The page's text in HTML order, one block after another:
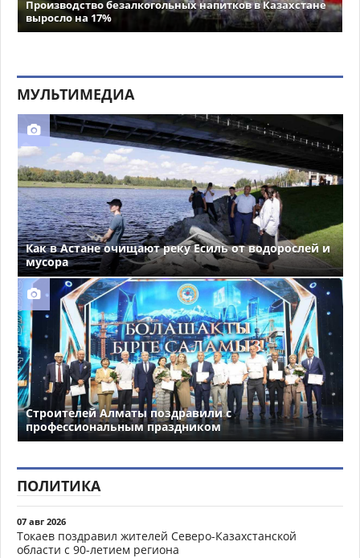
Производство безалкогольных напитков в Казахстане
выросло на 17%
МУЛЬТИМЕДИА
Как в Астане очищают реку Есиль от водорослей и
мусора
Строителей Алматы поздравили с
профессиональным праздником
ПОЛИТИКА
07 авг 2026
Токаев поздравил жителей Северо-Казахстанской
области с 90-летием региона